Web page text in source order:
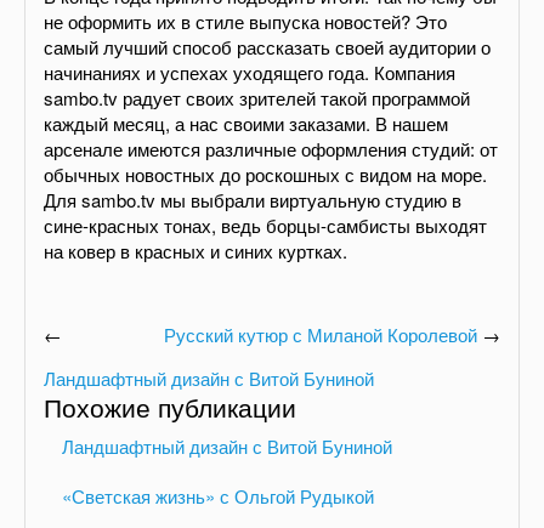
не оформить их в стиле выпуска новостей? Это
самый лучший способ рассказать своей аудитории о
начинаниях и успехах уходящего года. Компания
sambo.tv радует своих зрителей такой программой
каждый месяц, а нас своими заказами. В нашем
арсенале имеются различные оформления студий: от
обычных новостных до роскошных с видом на море.
Для sambo.tv мы выбрали виртуальную студию в
сине-красных тонах, ведь борцы-самбисты выходят
на ковер в красных и синих куртках.
Русский кутюр с Миланой Королевой →
←
Ландшафтный дизайн с Витой Буниной
Похожие публикации
Ландшафтный дизайн с Витой Буниной
«Светская жизнь» с Ольгой Рудыкой